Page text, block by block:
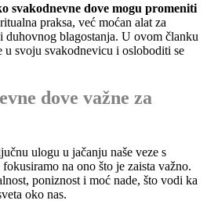
svakodnevne dove mogu promeniti
praksa, već moćan alat za
duhovnog blagostanja. U ovom članku
svoju svakodnevicu i osloboditi se
dove važne za
ulogu u jačanju naše veze s
na ono što je zaista važno.
poniznost i moć nade, što vodi ka
oko nas.